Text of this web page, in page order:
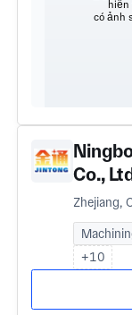
Co.,
Zhejiang,
+10